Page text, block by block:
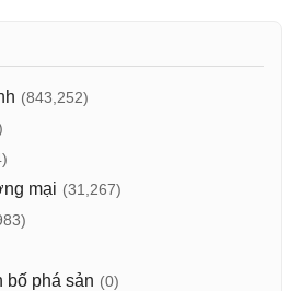
(843,252)
mại (31,267)
bố phá sản (0)